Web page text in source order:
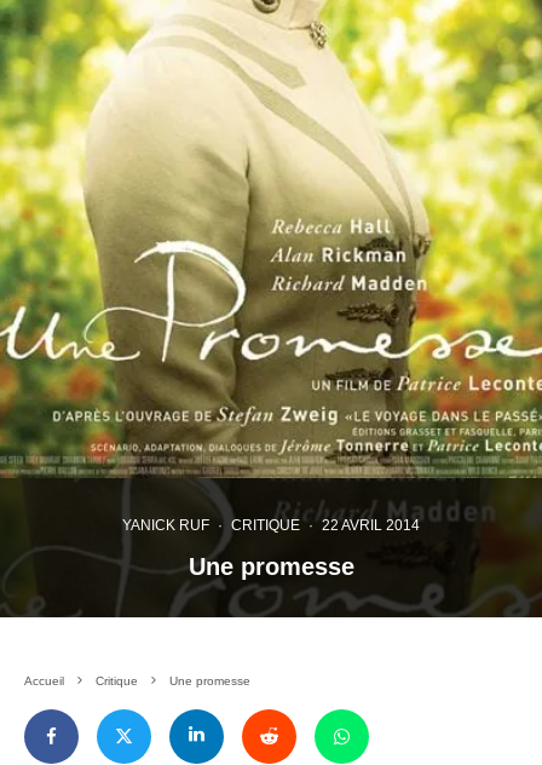
YANICK RUF · CRITIQUE · 22 AVRIL 2014
Une promesse
Accueil Critique Une promesse